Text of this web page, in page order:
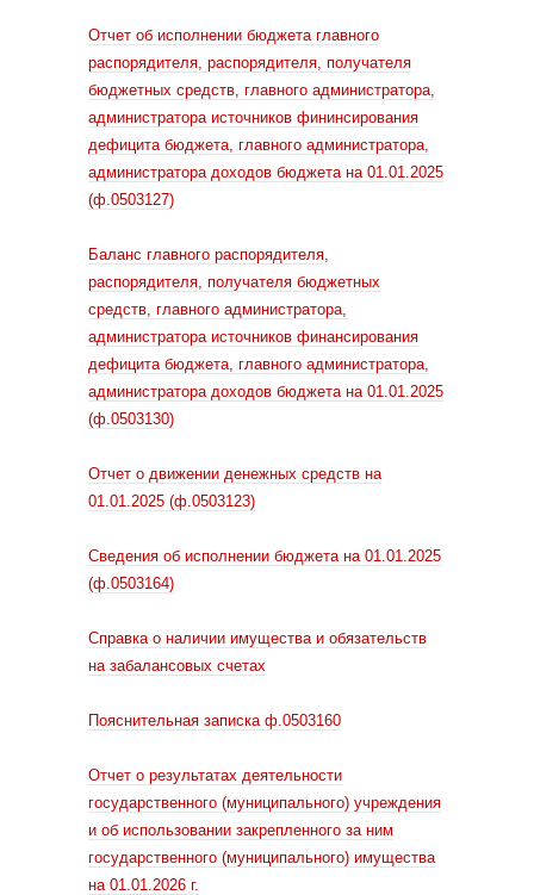
Отчет об исполнении бюджета главного
распорядителя, распорядителя, получателя
бюджетных средств, главного администратора,
администратора источников фининсирования
дефицита бюджета, главного администратора,
администратора доходов бюджета на 01.01.2025
(ф.0503127)
Баланс главного распорядителя,
распорядителя, получателя бюджетных
средств, главного администратора,
администратора источников финансирования
дефицита бюджета, главного администратора,
администратора доходов бюджета на 01.01.2025
(ф.0503130)
Отчет о движении денежных средств на
01.01.2025 (ф.0503123)
Сведения об исполнении бюджета на 01.01.2025
(ф.0503164)
Справка о наличии имущества и обязательств
на забалансовых счетах
Пояснительная записка ф.0503160
Отчет о результатах деятельности
государственного (муниципального) учреждения
и об использовании закрепленного за ним
государственного (муниципального) имущества
на 01.01.2026 г.